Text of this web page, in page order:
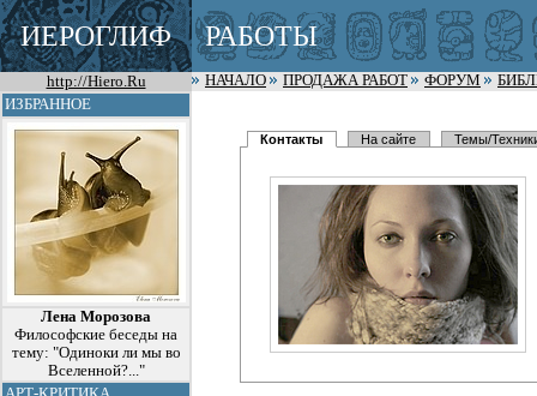
ИЕРОГЛИФ РАБОТЫ
http://Hiero.Ru НАЧАЛО ПРОДАЖА РАБОТ ФОРУМ
ИЗБРАННОЕ
Лена Морозова
Философские беседы на
тему: "Одиноки ли мы во
Вселенной?..."
Контакты На сайте Темы/